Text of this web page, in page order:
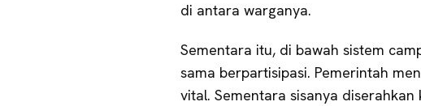
di antara warganya.
Sementara itu, di bawah sistem
sama berpartisipasi. Pemerintah
vital. Sementara sisanya